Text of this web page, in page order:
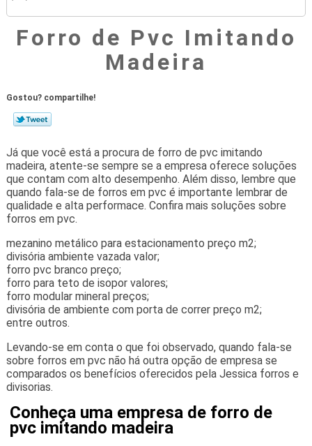
Forro de Pvc Imitando
Madeira
Gostou? compartilhe!
Já que você está a procura de forro de pvc imitando
madeira, atente-se sempre se a empresa oferece soluções
que contam com alto desempenho. Além disso, lembre que
quando fala-se de forros em pvc é importante lembrar de
qualidade e alta performace. Confira mais soluções sobre
forros em pvc.
mezanino metálico para estacionamento preço m2;
divisória ambiente vazada valor;
forro pvc branco preço;
forro para teto de isopor valores;
forro modular mineral preços;
divisória de ambiente com porta de correr preço m2;
entre outros.
Levando-se em conta o que foi observado, quando fala-se
sobre forros em pvc não há outra opção de empresa se
comparados os benefícios oferecidos pela Jessica forros e
divisorias.
Conheça uma empresa de forro de
pvc imitando madeira